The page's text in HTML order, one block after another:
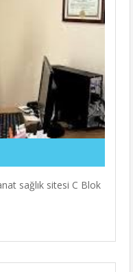
sağlık sitesi C Blok